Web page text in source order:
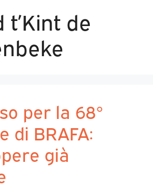
t’Kint de
per la 68°
di BRAFA:
già